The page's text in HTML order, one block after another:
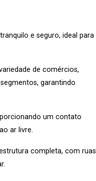
e seguro, ideal para
de comércios,
garantindo
um contato
ar livre.
completa, com ruas